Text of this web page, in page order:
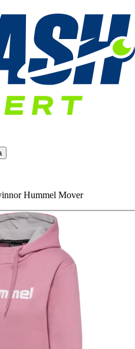
Hummel Mover